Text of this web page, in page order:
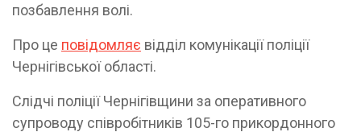
позбавлення волі.
Про це повідомляє відділ комунікації поліції
Чернігівської області.
Слідчі поліції Чернігівщини за оперативного
супроводу співробітників 105-го прикордонного